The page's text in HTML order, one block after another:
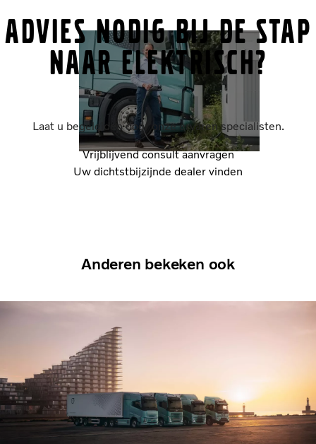
Advies nodig bij de stap
naar elektrisch?
Laat u begeleiden door onze ervaren specialisten.
Vrijblijvend consult aanvragen
Uw dichtstbijzijnde dealer vinden
Anderen bekeken ook